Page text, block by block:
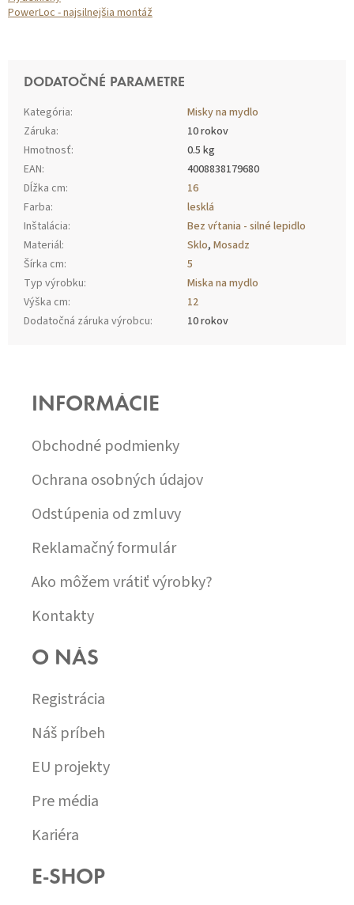
PowerLoc - najsilnejšia montáž
DODATOČNÉ PARAMETRE
Kategória:
Misky na mydlo
Záruka:
10 rokov
Hmotnosť:
0.5 kg
EAN:
4008838179680
Dĺžka cm:
16
Farba:
lesklá
Inštalácia:
Bez vŕtania - silné lepidlo
Materiál: Sklo, Mosadz
Šírka cm:
5
Typ výrobku:
Miska na mydlo
Výška cm:
12
Dodatočná záruka výrobcu:
10 rokov
INFORMÁCIE
Obchodné podmienky
Ochrana osobných údajov
Odstúpenia od zmluvy
Reklamačný formulár
Ako môžem vrátiť výrobky?
Kontakty
O NÁS
Registrácia
Náš príbeh
EU projekty
Pre média
Kariéra
E-SHOP